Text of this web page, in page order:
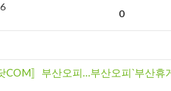
0
COM〛부산오피…부산오피‵부산